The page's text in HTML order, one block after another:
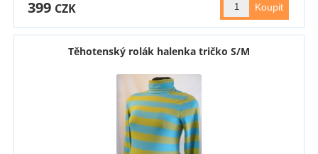
399 CZK
Těhotenský rolák halenka tričko S/M